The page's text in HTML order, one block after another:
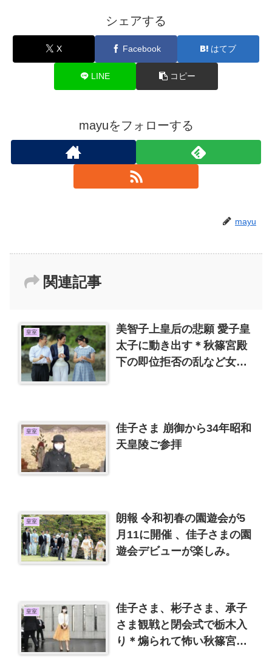
シェアする
X Facebook はてブ
LINE コピー
mayuをフォローする
mayu
関連記事
皇室
美智子上皇后の悲願 愛子皇
太子に動き出す＊秋篠宮殿
下の即位拒否の乱など女性
皇室
佳子さま 崩御から34年昭和
天皇陵ご参拝
皇室
朗報 令和初春の園遊会が5
月11に開催 、佳子さまの園
遊会デビューが楽しみ。
皇室
佳子さま、彬子さま、承子
さま観戦と閉会式で栃木入
り＊煽られて怖い秋篠宮家